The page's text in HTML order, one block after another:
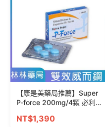
【康是美藥局推薦】Super
P-force 200mg/4顆 必利勁
NT$1,390